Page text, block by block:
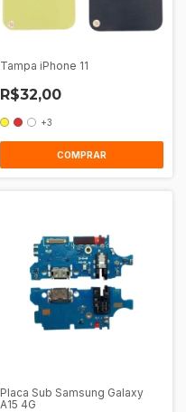
Tampa iPhone 11
R$32,00
+3
COMPRAR
Placa Sub Samsung Galaxy
A15 4G